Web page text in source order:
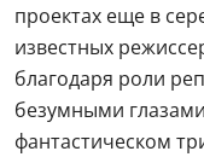
проектах еще в
известных
благодаря роли
безумными
фантастическом